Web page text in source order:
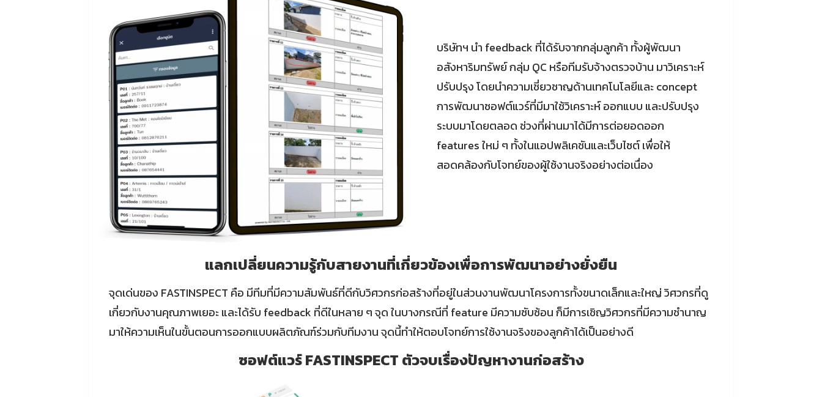
บริษัทฯ นำ feedback ที่ได้รับจากกลุ่มลูกค้า ทั้งผู้พัฒนา
อสังหาริมทรัพย์ กลุ่ม QC หรือทีมรับจ้างตรวจบ้าน มาวิเคราะห์
ปรับปรุง โดยนำความเชี่ยวชาญด้านเทคโนโลยีและ concept
การพัฒนาซอฟต์แวร์ที่มีมาใช้วิเคราะห์ ออกแบบ และปรับปรุง
ระบบมาโดยตลอด ช่วงที่ผ่านมาได้มีการต่อยอดออก
features ใหม่ ๆ ทั้งในแอปพลิเคชันและเว็บไซต์ เพื่อให้
สอดคล้องกับโจทย์ของผู้ใช้งานจริงอย่างต่อเนื่อง
แลกเปลี่ยนความรู้กับสายงานที่เกี่ยวข้องเพื่อการพัฒนาอย่างยั่งยืน
จุดเด่นของ FASTINSPECT คือ มีทีมที่มีความสัมพันธ์ที่ดีกับวิศวกรก่อสร้างที่อยู่ในส่วนงานพัฒนาโครงการทั้งขนาดเล็กและใหญ่ วิศวกรที่ดู
เกี่ยวกับงานคุณภาพเยอะ และได้รับ feedback ที่ดีในหลาย ๆ จุด ในบางกรณีที่ feature มีความซับซ้อน ก็มีการเชิญวิศวกรที่มีความชำนาญ
มาให้ความเห็นในขั้นตอนการออกแบบผลิตภัณฑ์ร่วมกับทีมงาน จุดนี้ทำให้ตอบโจทย์การใช้งานจริงของลูกค้าได้เป็นอย่างดี
ซอฟต์แวร์ FASTINSPECT ตัวจบเรื่องปัญหางานก่อสร้าง